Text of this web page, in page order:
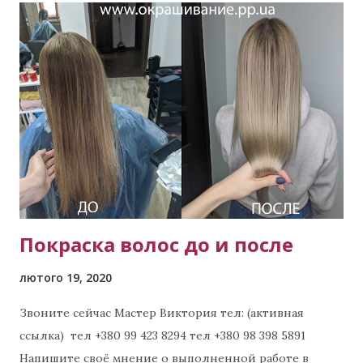
Покраска волос до и после
лютого 19, 2020
Звоните сейчас Мастер Виктория тел: (активная
ссылка) тел +380 99 423 8294 тел +380 98 398 5891
Напишите своё мнение о выполненной работе в